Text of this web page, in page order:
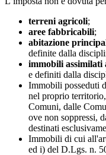
terreni agricoli;
aree fabbricabili;
abitazione
definite dalla
immobili assimilati
e definiti dalla
Immobili posseduti
nel proprio
Comuni, dalle
ove non soppressi,
destinati
Immobili di cui
ed i) del D.Lgs. n.